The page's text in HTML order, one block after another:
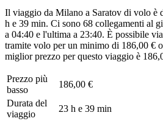
Il viaggio da Milano a Saratov di volo è
h e 39 min. Ci sono 68 collegamenti al
a 04:40 e l'ultima a 23:40. È possibile
tramite volo per un minimo di 186,00 €
miglior prezzo per questo viaggio è
Prezzo più
basso
186,00 €
Durata del
viaggio
23 h e 39 min